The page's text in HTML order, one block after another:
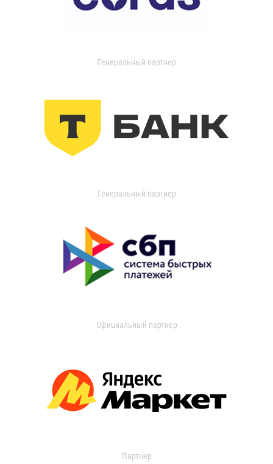
Генеральный партнер
Генеральный партнер
Официальный партнер
Партнер